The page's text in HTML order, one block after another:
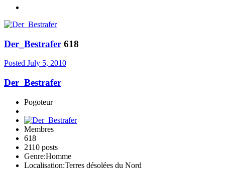
Der_Bestrafer 618
Posted July 5, 2010
Der_Bestrafer
Pogoteur
Membres
618
2110 posts
Genre:Homme
Localisation:Terres désolées du Nord